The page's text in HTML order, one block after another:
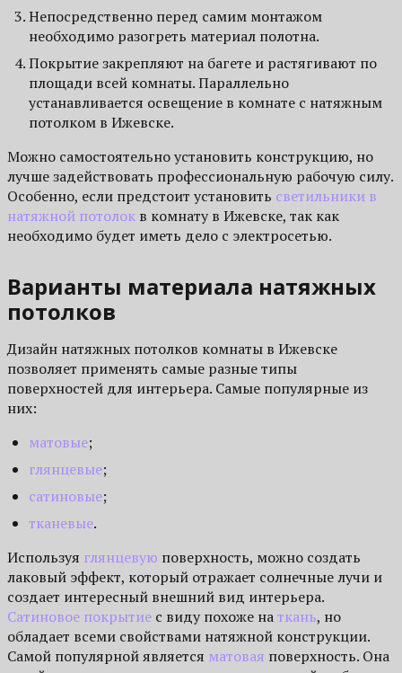
Непосредственно перед самим монтажом
необходимо разогреть материал полотна.
Покрытие закрепляют на багете и растягивают по
площади всей комнаты. Параллельно
устанавливается освещение в комнате с натяжным
потолком в Ижевске.
Можно самостоятельно установить конструкцию, но
лучше задействовать профессиональную рабочую силу.
Особенно, если предстоит установить светильники в
натяжной потолок в комнату в Ижевске, так как
необходимо будет иметь дело с электросетью.
Варианты материала натяжных
потолков
Дизайн натяжных потолков комнаты в Ижевске
позволяет применять самые разные типы
поверхностей для интерьера. Самые популярные из
них:
матовые;
глянцевые;
сатиновые;
тканевые.
Используя глянцевую поверхность, можно создать
лаковый эффект, который отражает солнечные лучи и
создает интересный внешний вид интерьера.
Сатиновое покрытие с виду похоже наткань, но
обладает всеми свойствами натяжной конструкции.
Самой популярной является матовая поверхность. Она